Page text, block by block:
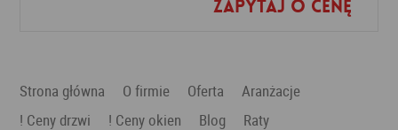
Zapytaj o cenę
Dodaj do ulubionych
Strona główna O firmie Oferta
Aranżacje
! Ceny drzwi
! Ceny okien Blog
Raty